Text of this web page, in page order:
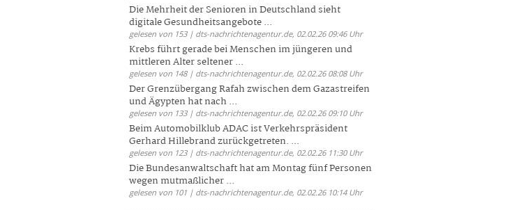
Die Mehrheit der Senioren in Deutschland sieht
digitale Gesundheitsangebote ...
gelesen von 153 | dts-nachrichtenagentur.de, 02.02.26 09:46 Uhr
Krebs führt gerade bei Menschen im jüngeren und
mittleren Alter seltener ...
gelesen von 148 | dts-nachrichtenagentur.de, 02.02.26 08:08 Uhr
Der Grenzübergang Rafah zwischen dem Gazastreifen
und Ägypten hat nach ...
gelesen von 133 | dts-nachrichtenagentur.de, 02.02.26 09:10 Uhr
Beim Automobilklub ADAC ist Verkehrspräsident
Gerhard Hillebrand zurückgetreten. ...
gelesen von 123 | dts-nachrichtenagentur.de, 02.02.26 11:30 Uhr
Die Bundesanwaltschaft hat am Montag fünf Personen
wegen mutmaßlicher ...
gelesen von 101 | dts-nachrichtenagentur.de, 02.02.26 10:14 Uhr